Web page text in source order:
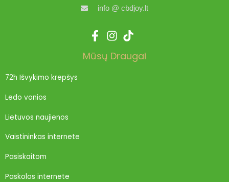
info @ cbdjoy.lt
Mūsų Draugai
72h Išvykimo krepšys
Ledo vonios
Lietuvos naujienos
Vaistininkas internete
Pasiskaitom
Paskolos internete